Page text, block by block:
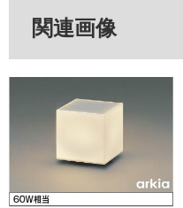
関連画像